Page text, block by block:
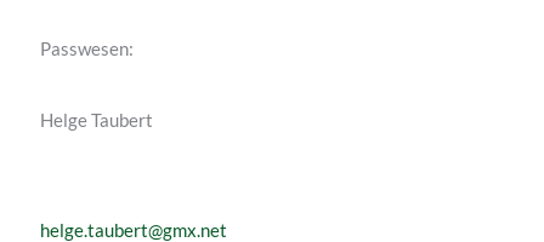
Passwesen:
Helge Taubert
helge.taubert@gmx.net